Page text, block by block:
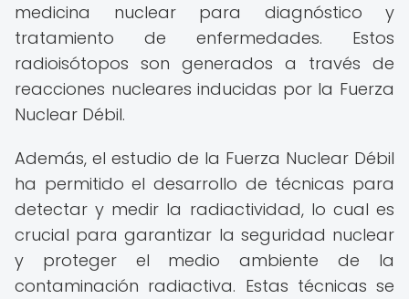
medicina nuclear para diagnóstico y
tratamiento de enfermedades. Estos
radioisótopos son generados a través de
reacciones nucleares inducidas por la Fuerza
Nuclear Débil.
Además, el estudio de la Fuerza Nuclear Débil
ha permitido el desarrollo de técnicas para
detectar y medir la radiactividad, lo cual es
crucial para garantizar la seguridad nuclear
y proteger el medio ambiente de la
contaminación radiactiva. Estas técnicas se